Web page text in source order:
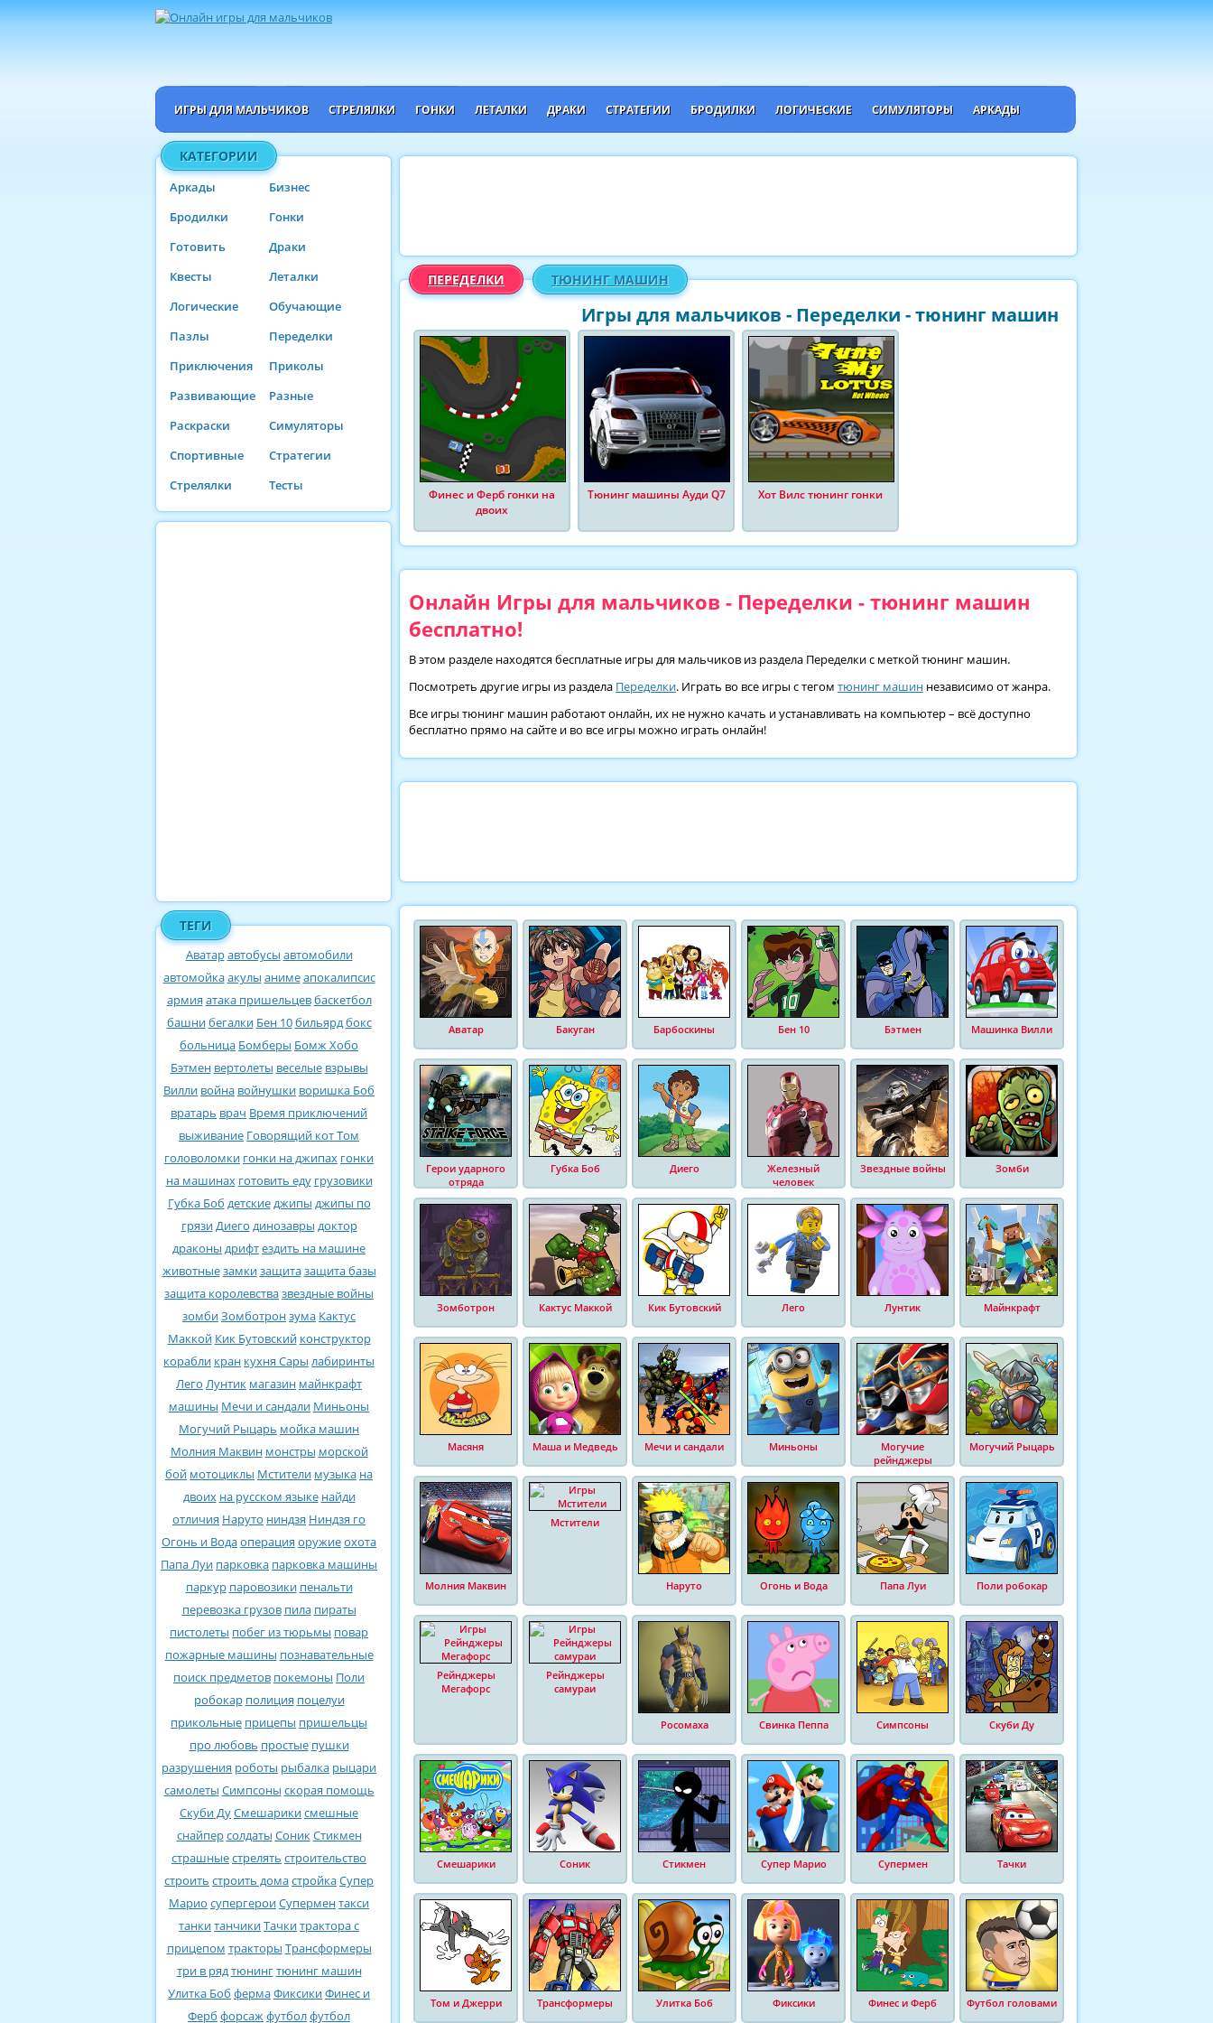
ИГРЫ ДЛЯ МАЛЬЧИКОВ СТРЕЛЯЛКИ ГОНКИ ЛЕТАЛКИ ДРАКИ СТРАТЕГИИ БРОДИЛКИ ЛОГИЧЕСКИЕ СИМУЛЯТОРЫ АРКАДЫ
КАТЕГОРИИ
Аркады
Бизнес
Бродилки
Гонки
Готовить
Драки
Квесты
Леталки
Логические
Обучающие
Пазлы
Переделки
Приключения
Приколы
Развивающие
Разные
Раскраски
Симуляторы
Спортивные
Стратегии
Стрелялки
Тесты
ТЕГИ
Аватаравтобусы автомобили
автомойкаакулы анимеапокалипсис
армия атака пришельцевбаскетбол
башнибегалки Бен 10бильярдбокс
больница Бомберы Бомж Хобо
Бэтмен вертолеты веселые взрывы
Вилли война войнушки воришка Боб
вратарь врач Время приключений
выживание Говорящий кот Том
головоломки гонки на джипах гонки
на машинах готовить еду грузовики
Губка Боб детскиеджипы джипы по
грязиДиего динозавры доктор
драконы дрифтездить на машине
животныезамкизащитазащита базы
защита королевствазвездные войны
зомбиЗомботронзума Кактус
Маккой Кик Бутовский конструктор
корабли кран кухня Сары лабиринты
Лего Лунтик магазин майнкрафт
машины Мечи и сандали Миньоны
Могучий Рыцарь мойка машин
Молния Маквин монстры морской
бой мотоциклы Мстители музыка на
двоих на русском языке найди
отличия Наруто ниндзя Ниндзя го
Огонь и Водаоперация оружиеохота
Папа Луи парковка парковка машины
паркур паровозики пенальти
перевозка грузов пила пираты
пистолеты побег из тюрьмы повар
пожарные машины познавательные
поиск предметов покемоны Поли
робокар полиция поцелуи
прикольные прицепы пришельцы
про любовь простые пушки
разрушения роботы рыбалка рыцари
самолеты Симпсоны скорая помощь
Скуби ДуСмешарикисмешные
снайперсолдаты СоникСтикмен
страшныестрелять строительство
строить строить домастройкаСупер
Марио супергероиСуперментакси
танкитанчикиТачкитрактора с
прицепом тракторы Трансформеры
три в рядтюнингтюнинг машин
Улитка Боб фермаФиксикиФинес и
Ферб форсажфутболфутбол
Игры для мальчиков - Переделки - тюнинг машин
ПЕРЕДЕЛКИ ТЮНИНГ МАШИН
Финес и Ферб гонки на
двоих
Тюнинг машины Ауди Q7 Хот Вилс тюнинг гонки
Онлайн Игры для мальчиков - Переделки - тюнинг машин
бесплатно!
В этом разделе находятся бесплатные игры для мальчиков из раздела Переделки с меткой тюнинг машин.
Посмотреть другие игры из раздела Переделки. Играть во все игры с тегом тюнинг машин независимо от жанра.
Все игры тюнинг машин работают онлайн, их не нужно качать и устанавливать на компьютер – всё доступно
бесплатно прямо на сайте и во все игры можно играть онлайн!
Аватар Бакуган Барбоскины Бен 10 Бэтмен Машинка Вилли
Герои ударного
отряда
Губка Боб Диего
Железный
человек
Звездные войны Зомби
Зомботрон Кактус Маккой Кик Бутовский Лего Лунтик Майнкрафт
Масяня Маша и Медведь Мечи и сандали Миньоны
Могучие
рейнджеры
Могучий Рыцарь
Молния Маквин
Мстители
Наруто Огонь и Вода Папа Луи Поли робокар
Рейнджеры
Мегафорс
Рейнджеры
самураи
Росомаха Свинка Пеппа Симпсоны Скуби Ду
Смешарики Соник Стикмен Супер Марио Супермен Тачки
Том и Джерри Трансформеры Улитка Боб Фиксики Финес и Ферб Футбол головами